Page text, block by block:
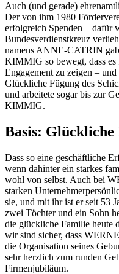
Auch (und gerade)
Der von ihm 1980
erfolgreich Spenden – dafür
Bundesverdienstkreuz
namens ANNE-CATRIN
KIMMIG so bewegt, dass es
Engagement zu zeigen –
Glückliche Fügung des
und arbeitete sogar bis zur
KIMMIG.
Basis: Glückliche
Dass so eine geschäftliche
wenn dahinter ein starkes
wohl von selbst. Auch bei
starken
sie, und mit ihr ist er seit 53
zwei Töchter und ein Sohn
die glückliche Familie heute
wir sind sicher, dass
die Organisation seines
sehr herzlich zum runden
Firmenjubiläum.